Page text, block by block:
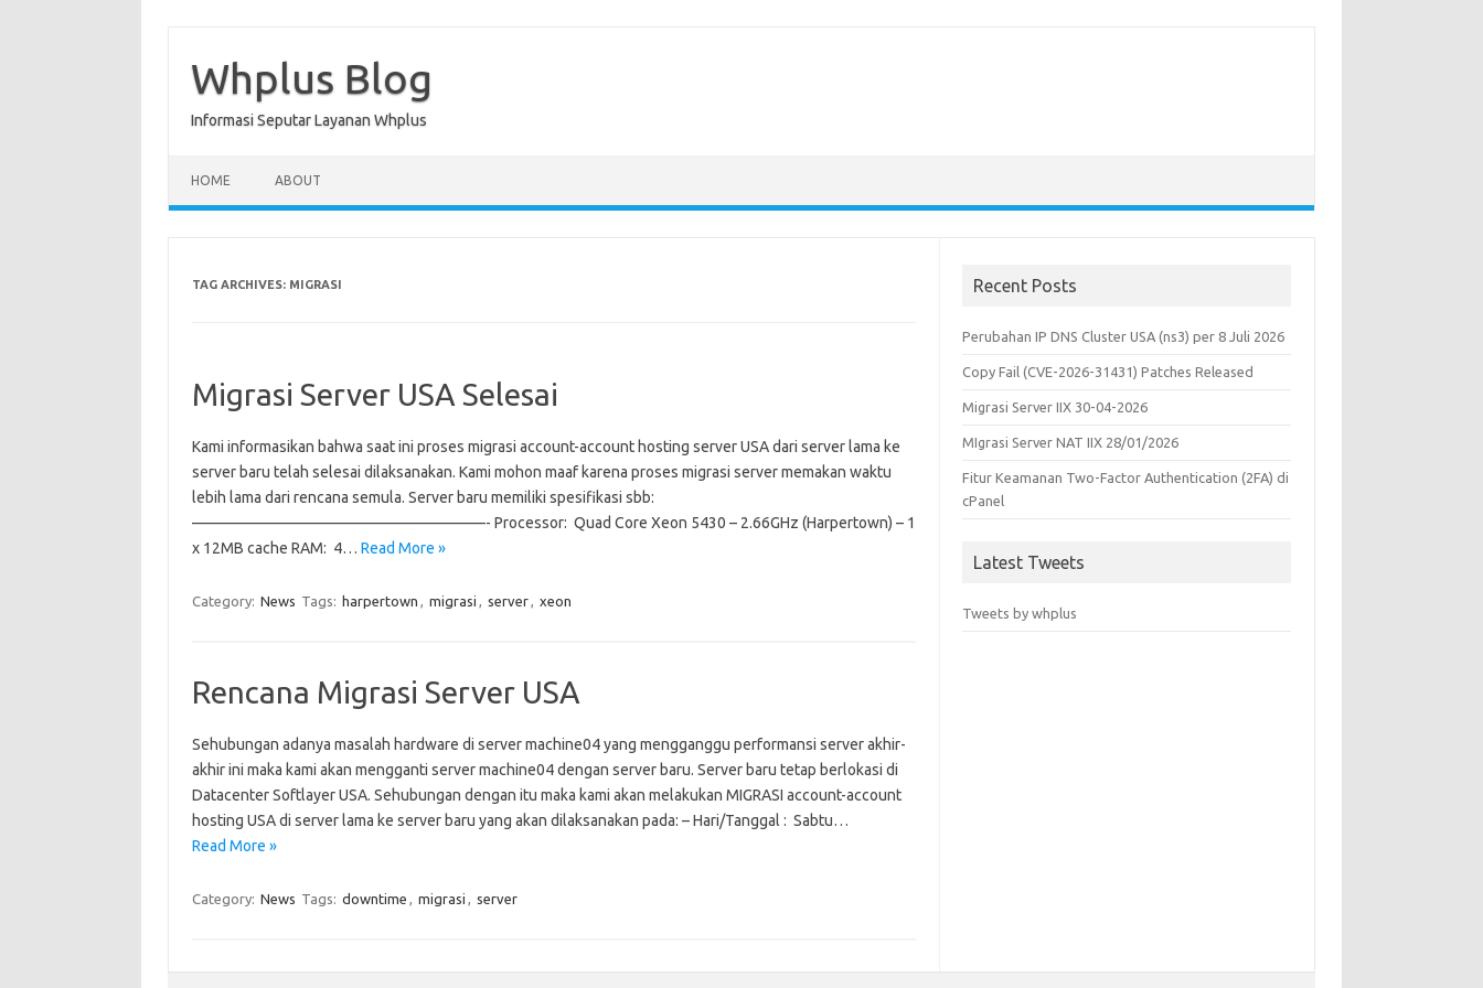
contentWhplus Blog
Informasi Seputar Layanan Whplus
HOME ABOUT
TAG ARCHIVES: MIGRASI
Migrasi Server USA Selesai
Kami informasikan bahwa saat ini proses migrasi account-account hosting server USA dari server lama ke
server baru telah selesai dilaksanakan. Kami mohon maaf karena proses migrasi server memakan waktu
lebih lama dari rencana semula. Server baru memiliki spesifikasi sbb:
———————————————————- Processor: Quad Core Xeon 5430 – 2.66GHz (Harpertown) – 1
x 12MB cache RAM: 4… Read More »
Category: News Tags: harpertown , migrasi , server, xeon
Rencana Migrasi Server USA
Sehubungan adanya masalah hardware di server machine04 yang mengganggu performansi server akhir-
akhir ini maka kami akan mengganti server machine04 dengan server baru. Server baru tetap berlokasi di
Datacenter Softlayer USA. Sehubungan dengan itu maka kami akan melakukan MIGRASI account-account
hosting USA di server lama ke server baru yang akan dilaksanakan pada: – Hari/Tanggal : Sabtu…
Read More »
Category: News Tags: downtime , migrasi , server
Recent Posts
Perubahan IP DNS Cluster USA (ns3) per 8 Juli 2026
Copy Fail (CVE-2026-31431) Patches Released
Migrasi Server IIX 30-04-2026
MIgrasi Server NAT IIX 28/01/2026
Fitur Keamanan Two-Factor Authentication (2FA) di
cPanel
Latest Tweets
Tweets by whplus